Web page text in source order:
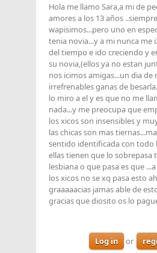
Hola me llamo Sara,a mi de
amores a los 13 años
wapisimos...pero uno en
tenia novia...y a mi nunca me
del tiempo e ido creciendo y
su novia,(ellos ya no estan
nos icimos amigas...un dia
irrefrenables ganas de
lo miro a el y es que no me
nada...y me preocupa que
los xicos son insensibles y
las chicas son mas
sentido identificada con todo
ellas tienen que lo sobrepasa
lesbiana o que pasa es que
los xicos no se xq pasa esto
graaaaacias jamas able de
gracias que diosito os lo
Log in or